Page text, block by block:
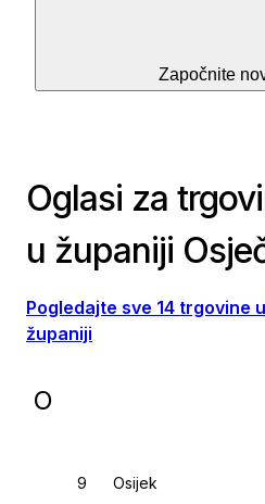
Započnite
Oglasi za
u županiji
Pogledajte sve 14 trgovine
županiji
O
Osijek